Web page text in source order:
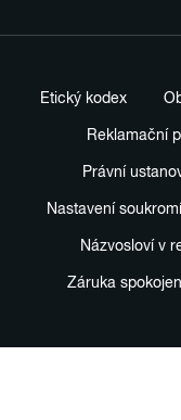
Etický kodex
Reklamační
Právní
Nastavení soukromí
Názvosloví v
Záruka